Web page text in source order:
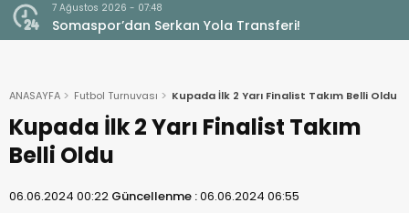
5 Ağustos 2026 - 10:34
Somaspor’un Grubunda Bir Şok Gelişme Daha
ANASAYFA Futbol Turnuvası Kupada İlk 2 Yarı Finalist Takım Belli Oldu
Kupada İlk 2 Yarı Finalist Takım
Belli Oldu
06.06.2024 00:22 Güncellenme :06.06.2024 06:55